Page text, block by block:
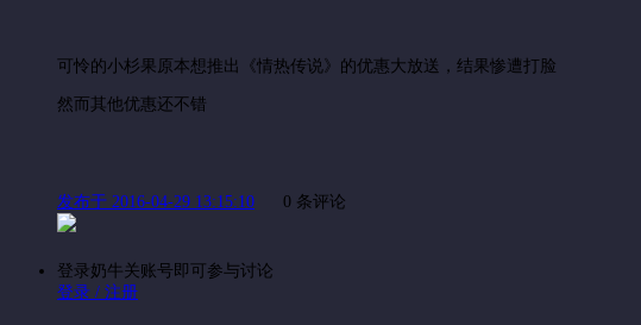
可怜的小杉果原本想推出《情热传说》的优惠大放送，结果惨遭打脸
然而其他优惠还不错
发布于 2016-04-29 13:15:10 0 条评论
登录奶牛关账号即可参与讨论
登录 / 注册